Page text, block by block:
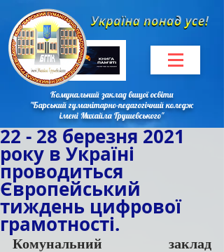
Комунальний заклад вищої освіти
"Барський гуманітарно-педагогічний коледж
імені Михайла Грушевського"
22 - 28 березня 2021
року в Україні
проводиться
Європейський
тиждень цифрової
грамотності.
Комунальний заклад